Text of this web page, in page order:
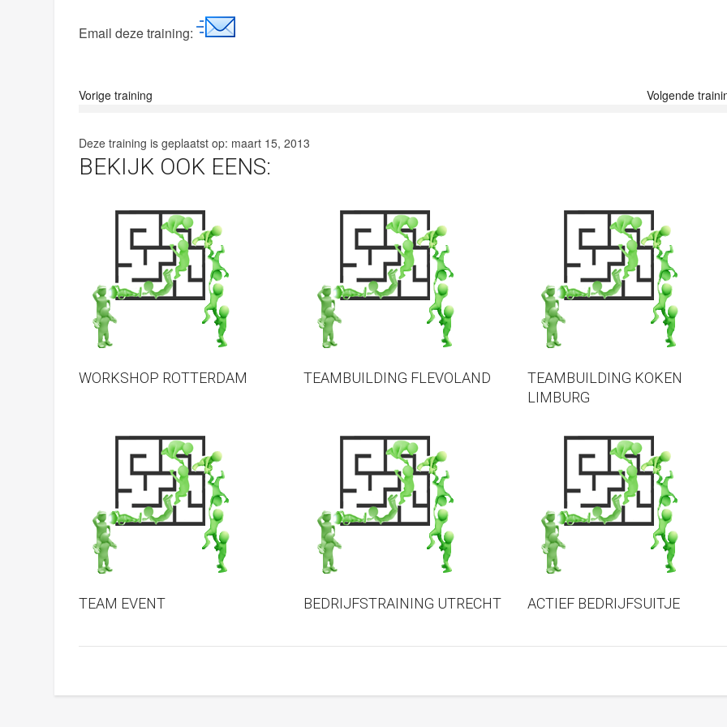
Email deze training:
Vorige training Volgende
Deze training is geplaatst op: maart 15, 2013
BEKIJK OOK EENS:
WORKSHOP ROTTERDAM TEAMBUILDING FLEVOLAND
TEAMBUILDING KOKEN
LIMBURG
TEAM EVENT BEDRIJFSTRAINING UTRECHT ACTIEF BEDRIJFSUITJE